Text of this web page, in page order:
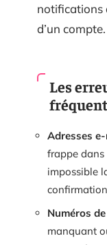
notifications
d’un compte.
Les
Adresses
frappe dans
impossible
Numéros
manquant